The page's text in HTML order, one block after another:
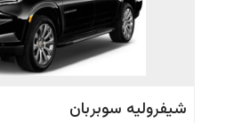
شيفروليه سوبربان